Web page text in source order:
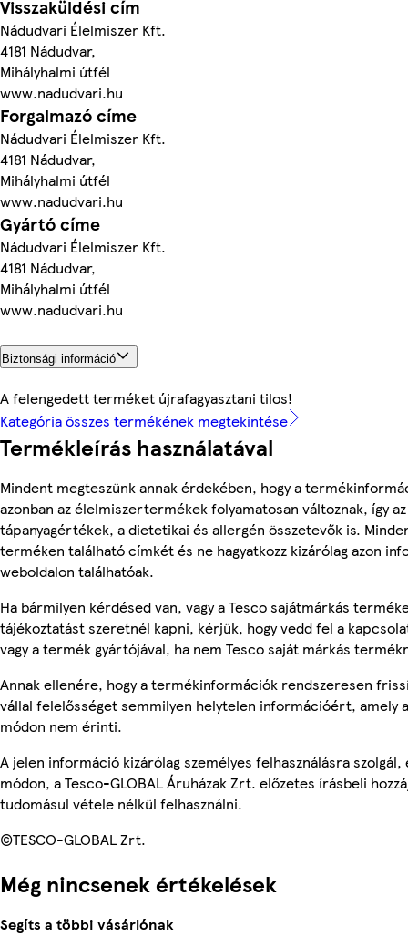
Visszaküldési cím
Nádudvari Élelmiszer Kft.
4181 Nádudvar,
Mihályhalmi útfél
www.nadudvari.hu
Forgalmazó címe
Nádudvari Élelmiszer Kft.
4181 Nádudvar,
Mihályhalmi útfél
www.nadudvari.hu
Gyártó címe
Nádudvari Élelmiszer Kft.
4181 Nádudvar,
Mihályhalmi útfél
www.nadudvari.hu
Biztonsági információ
A felengedett terméket újrafagyasztani tilos!
Kategória összes termékének megtekintése
Termékleírás használatával
Mindent megteszünk annak érdekében, hogy a
azonban az élelmiszertermékek folyamatosan változnak, így
tápanyagértékek, a dietetikai és allergén összetevők is.
terméken található címkét és ne hagyatkozz kizárólag azon
weboldalon találhatóak.
Ha bármilyen kérdésed van, vagy a Tesco sajátmárkás
tájékoztatást szeretnél kapni, kérjük, hogy vedd fel a
vagy a termék gyártójával, ha nem Tesco saját márkás
Annak ellenére, hogy a termékinformációk rendszeresen
vállal felelősséget semmilyen helytelen információért, amely
módon nem érinti.
A jelen információ kizárólag személyes felhasználásra
módon, a Tesco-GLOBAL Áruházak Zrt. előzetes írásbeli
tudomásul vétele nélkül felhasználni.
©TESCO-GLOBAL Zrt.
Még nincsenek értékelések
Segíts a többi vásárlónak